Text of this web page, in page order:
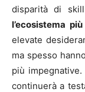
disparità di
l’ecosistema
elevate
ma spesso
più
continuerà a